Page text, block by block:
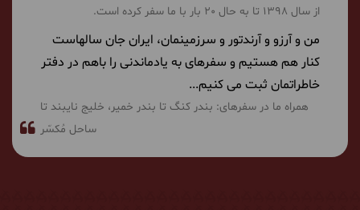
از سال 1398 تا به حال 20 بار با ما سفر کرده است.
من و آرزو و آرندتور و سرزمینمان، ایران جان سالهاست
کنار هم هستیم و سفرهای به یادماندنی را باهم در دفتر
خاطراتمان ثبت می کنیم...
همراه ما در سفرهای: بندر کنگ تا بندر خمیر
خلیج نایبند تا
ساحل مُکسّر